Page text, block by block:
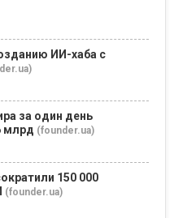
ИИ-хаба с
за один день
млрд (founder.ua)
150 000
(founder.ua)